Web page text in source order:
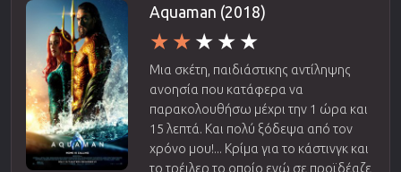
Aquaman (2018)
Μια σκέτη, παιδιάστικης αντίληψης
ανοησία που κατάφερα να
παρακολουθήσω μέχρι την 1 ώρα και
15 λεπτά. Και πολύ ξόδεψα από τον
χρόνο μου!... Κρίμα για το κάστινγκ και
το τρέιλερ το οποίο ενώ σε προϊδέαζε